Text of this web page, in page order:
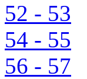
52 - 53
54 - 55
56 - 57